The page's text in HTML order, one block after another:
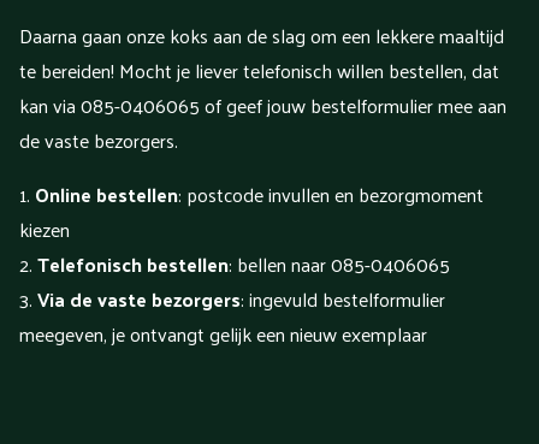
Daarna gaan onze koks aan de slag om een lekkere maaltijd
te bereiden! Mocht je liever telefonisch willen bestellen, dat
kan via 085-0406065 of geef jouw bestelformulier mee aan
de vaste bezorgers.
Online bestellen: postcode invullen en bezorgmoment
kiezen
Telefonisch bestellen: bellen naar 085-0406065
Via de vaste bezorgers: ingevuld bestelformulier
meegeven, je ontvangt gelijk een nieuw exemplaar